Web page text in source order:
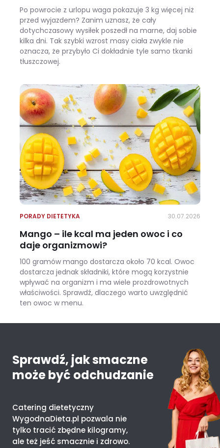
Po powrocie z urlopu waga pokazuje 3 kg więcej niż
przed wyjazdem? Zanim uznasz, że cały
dotychczasowy wysiłek poszedł na marne, daj sobie
kilka dni. Tak szybki wzrost masy ciała zwykle nie
oznacza, że przybyło Ci dokładnie tyle samo tkanki
tłuszczowej.
PORADY DIETETYKA 30.07.2026
Mango – ile kcal ma jeden owoc i co
daje organizmowi?
100 gramów mango dostarcza około 70 kcal. Owoc
dostarcza jednak składniki, które mogą korzystnie
wpływać na organizm i ma wiele prozdrowotnych
właściwości. Sprawdź, dlaczego warto uwzględnić
ten owoc w menu.
Sprawdź, jak smaczne
może być odchudzanie
Catering dietetyczny
WygodnaDieta.pl pozwala nie
tylko tracić zbędne kilogramy,
ale też jeść smacznie i zdrowo.